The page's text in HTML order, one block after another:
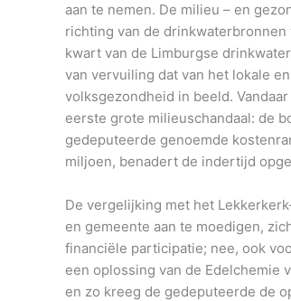
aan te nemen. De milieu – en
richting van de
kwart van de Limburgse
van vervuiling dat van het lokale
volksgezondheid in beeld.
eerste grote milieuschandaal: de
gedeputeerde genoemde
miljoen, benadert de indertijd
De vergelijking met het
en gemeente aan te moedigen,
financiële participatie; nee, ook
een oplossing van de Edelchemie
en zo kreeg de gedeputeerde de